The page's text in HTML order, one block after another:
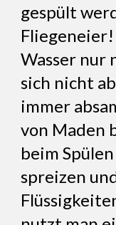
gespült
Wasser nur
sich nicht
immer
von Maden
beim
spreizen